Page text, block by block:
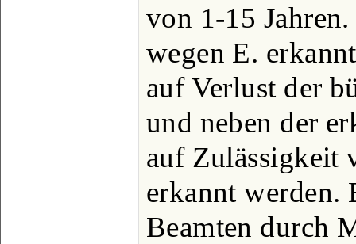
von 1-15
wegen E.
auf Verlust der
und neben der
auf Zulässigkeit
erkannt werden.
Beamten durch